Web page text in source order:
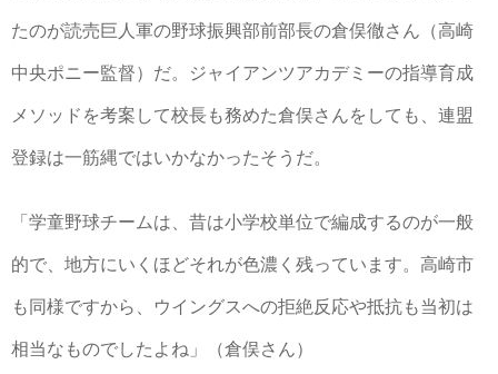
たのが読売巨人軍の野球振興部前部長の倉俣徹さん（高崎
中央ポニー監督）だ。ジャイアンツアカデミーの指導育成
メソッドを考案して校長も務めた倉俣さんをしても、連盟
登録は一筋縄ではいかなかったそうだ。
「学童野球チームは、昔は小学校単位で編成するのが一般
的で、地方にいくほどそれが色濃く残っています。高崎市
も同様ですから、ウイングスへの拒絶反応や抵抗も当初は
相当なものでしたよね」（倉俣さん）